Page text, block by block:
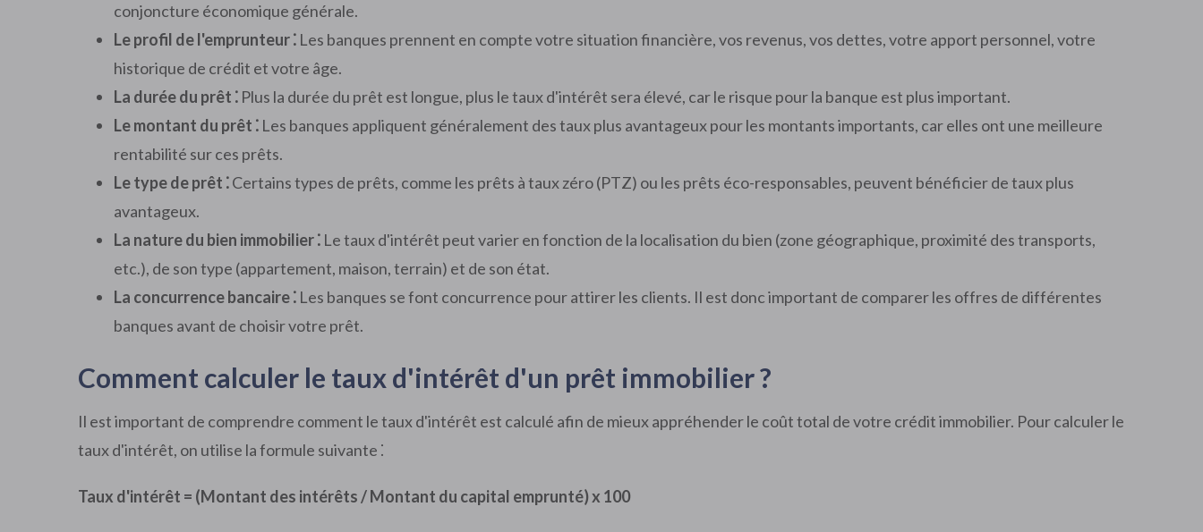
conjoncture économique générale.
Le profil de l'emprunteur ⁚ Les banques prennent en compte votre situation financière, vos revenus, vos dettes, votre apport personnel, votre
historique de crédit et votre âge.
La durée du prêt ⁚ Plus la durée du prêt est longue, plus le taux d'intérêt sera élevé, car le risque pour la banque est plus important.
Le montant du prêt ⁚ Les banques appliquent généralement des taux plus avantageux pour les montants importants, car elles ont une meilleure
rentabilité sur ces prêts.
Le type de prêt ⁚Certains types de prêts, comme les prêts à taux zéro (PTZ) ou les prêts éco-responsables, peuvent bénéficier de taux plus
avantageux.
La nature du bien immobilier ⁚ Le taux d'intérêt peut varier en fonction de la localisation du bien (zone géographique, proximité des transports,
etc.), de son type (appartement, maison, terrain) et de son état.
La concurrence bancaire ⁚ Les banques se font concurrence pour attirer les clients. Il est donc important de comparer les offres de différentes
banques avant de choisir votre prêt.
Comment calculer le taux d'intérêt d'un prêt immobilier ?
Il est important de comprendre comment le taux d'intérêt est calculé afin de mieux appréhender le coût total de votre crédit immobilier. Pour calculer le
taux d'intérêt, on utilise la formule suivante ⁚
Taux d'intérêt = (Montant des intérêts / Montant du capital emprunté) x 100